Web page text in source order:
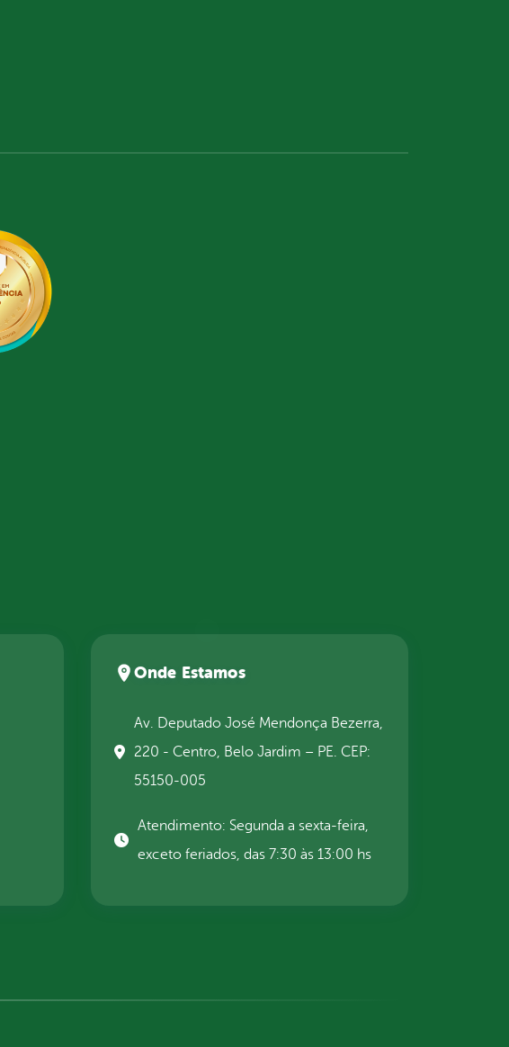
Onde Estamos
Av. Deputado José Mendonça Bezerra,
220 - Centro, Belo Jardim – PE. CEP:
55150-005
Atendimento: Segunda a sexta-feira,
exceto feriados, das 7:30 às 13:00 hs